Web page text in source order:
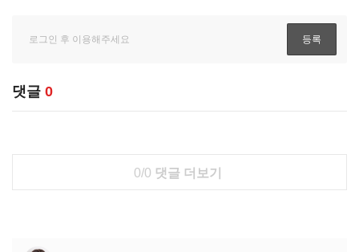
댓글 0
0/0 댓글 더보기